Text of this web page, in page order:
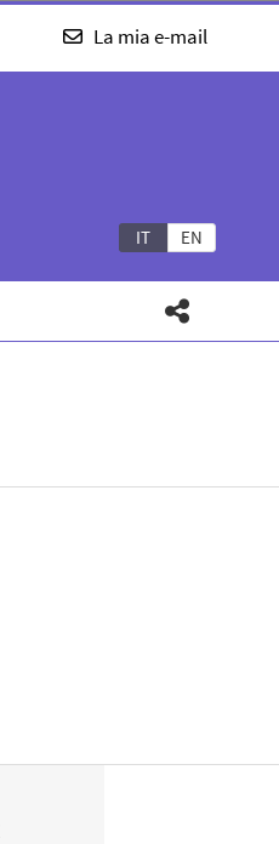
La mia e-mail
IT EN